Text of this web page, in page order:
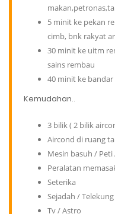
5 minit ke pekan
cimb, bnk rakyat
30 minit ke uitm
sains rembau
40 minit ke
Kemudahan..
3 bilik ( 2 bilik
Aircond di ruang
Mesin basuh / Peti
Peralatan
Seterika
Sejadah /
Tv / Astro